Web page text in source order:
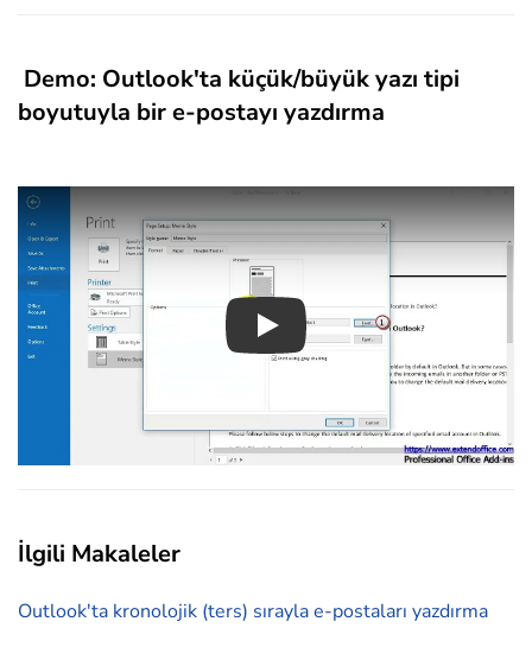
Demo: Outlook'ta küçük/büyük yazı tipi
boyutuyla bir e-postayı yazdırma
Play
İlgili Makaleler
Outlook'ta kronolojik (ters) sırayla e-postaları yazdırma